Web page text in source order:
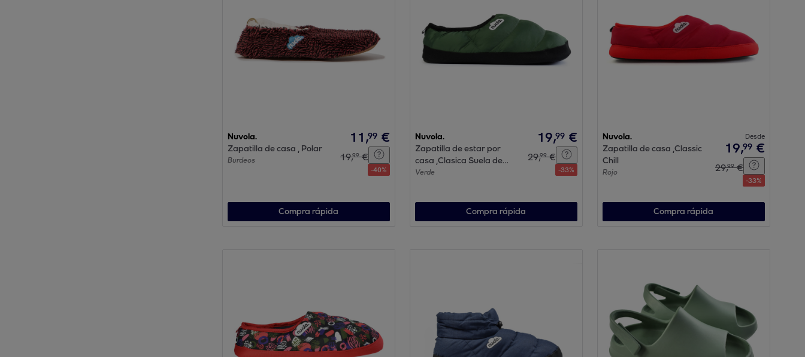
Nuvola.
Zapatilla de casa , Polar
Burdeos
11,99 €
19,99 €
-40%
Compra rápida
Nuvola.
Zapatilla de estar por
casa ,Clasica Suela de
Goma.
Verde
19,99 €
29,99 €
-33%
Compra rápida
Nuvola.
Zapatilla de casa ,Classic
Chill
Rojo
Desde
19,99 €
29,99 €
-33%
Compra rápida